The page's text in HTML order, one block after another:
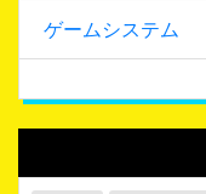
ゲームシステム